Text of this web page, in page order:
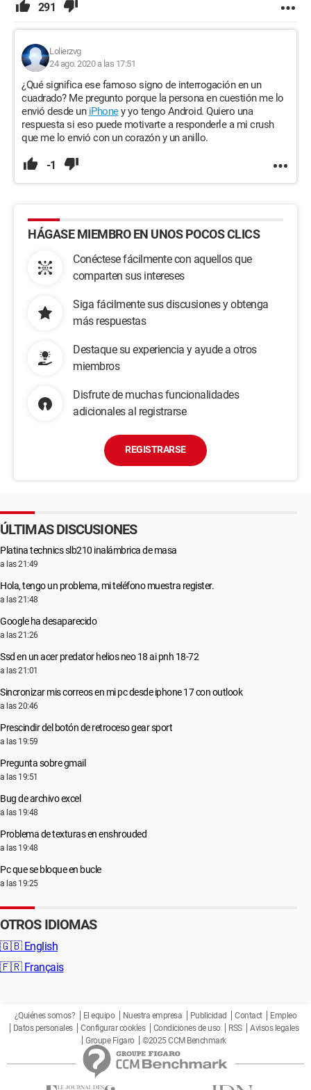
291
Lolierzvg
24 ago. 2020 a las 17:51
¿Qué significa ese famoso signo de interrogación en un
cuadrado? Me pregunto porque la persona en cuestión me lo
envió desde un iPhoney yo tengo Android. Quiero una
respuesta si eso puede motivarte a responderle a mi crush
que me lo envió con un corazón y un anillo.
-1
HÁGASE MIEMBRO EN UNOS POCOS CLICS
Conéctese fácilmente con aquellos que
comparten sus intereses
Siga fácilmente sus discusiones y obtenga
más respuestas
Destaque su experiencia y ayude a otros
miembros
Disfrute de muchas funcionalidades
adicionales al registrarse
REGISTRARSE
ÚLTIMAS DISCUSIONES
Platina technics slb210 inalámbrica de masa
a las 21:49
Hola, tengo un problema, mi teléfono muestra register.
a las 21:48
Google ha desaparecido
a las 21:26
Ssd en un acer predator helios neo 18 ai pnh 18-72
a las 21:01
Sincronizar mis correos en mi pc desde iphone 17 con outlook
a las 20:46
Prescindir del botón de retroceso gear sport
a las 19:59
Pregunta sobre gmail
a las 19:51
Bug de archivo excel
a las 19:48
Problema de texturas en enshrouded
a las 19:48
Pc que se bloque en bucle
a las 19:25
OTROS IDIOMAS
🇬🇧 English
🇫🇷 Français
¿Quiénes somos? El equipo Nuestra empresa Publicidad Contact
Empleo
Datos personales
Configurar cookies Condiciones de uso RSS
Avisos legales
Groupe Figaro
©2025 CCM Benchmark